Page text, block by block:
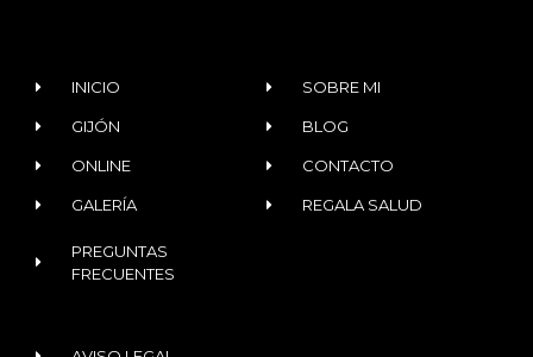
INICIO
GIJÓN
ONLINE
GALERÍA
PREGUNTAS
FRECUENTES
SOBRE MI
BLOG
CONTACTO
REGALA SALUD